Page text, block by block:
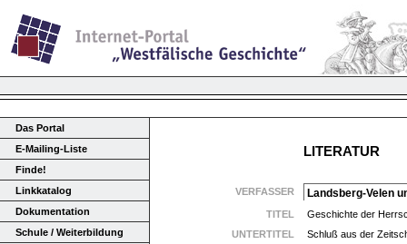
Das Portal
E-Mailing-Liste
Finde!
Linkkatalog
Dokumentation
Schule / Weiterbildung
LITERATUR
VERFASSER Landsberg-Velen
TITEL
Geschichte der
UNTERTITEL
Schluß aus der